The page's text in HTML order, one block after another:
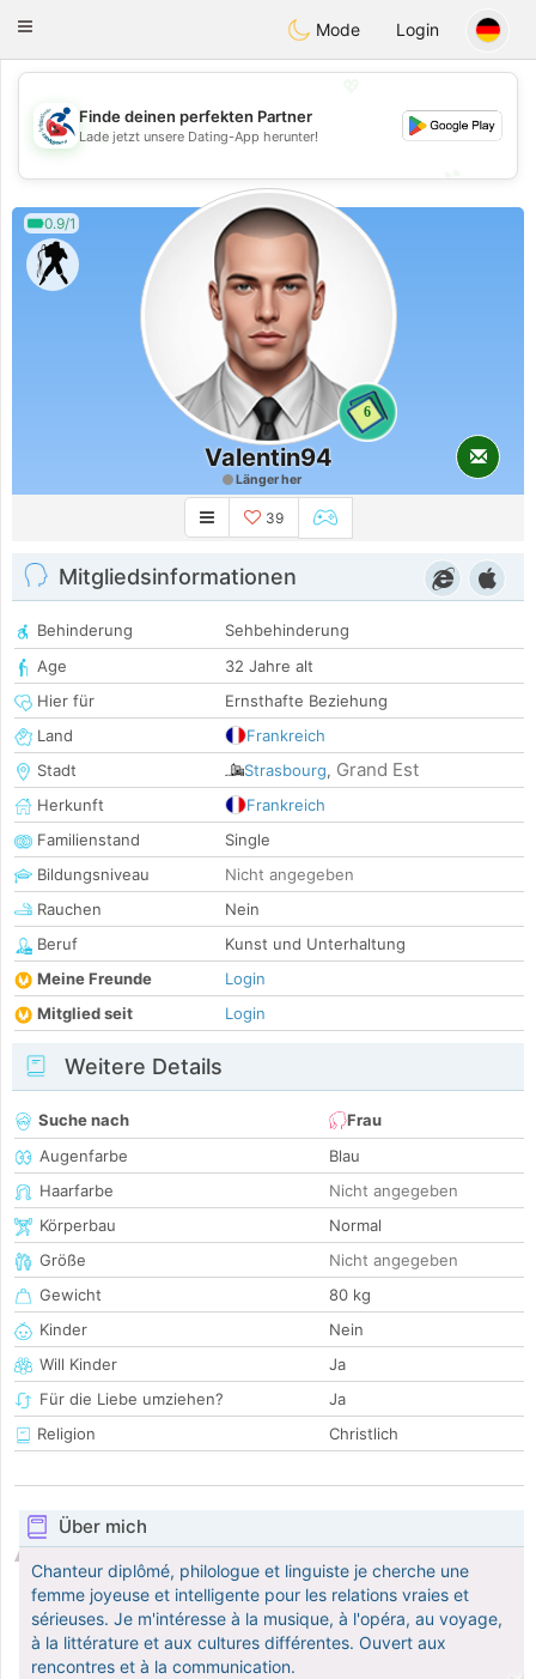
Handi Space
Toggle
Mode Login
💖
💕
Finde deinen perfekten Partner
Lade jetzt unsere Dating-App herunter!
0.9/1
6
Valentin94
Länger her
39
Mitgliedsinformationen
Behinderung
Sehbehinderung
Age
32 Jahre alt
Hier für
Ernsthafte Beziehung
Land
Frankreich
Stadt
Strasbourg, Grand Est
Herkunft
Frankreich
Familienstand
Single
Bildungsniveau
Nicht angegeben
Rauchen
Nein
Beruf
Kunst und Unterhaltung
Meine Freunde
Login
Mitglied seit
Login
Weitere Details
Suche nach
Frau
Augenfarbe
Blau
Haarfarbe
Nicht angegeben
Körperbau
Normal
Größe
Nicht angegeben
Gewicht
80 kg
Kinder
Nein
Will Kinder
Ja
Für die Liebe umziehen?
Ja
Religion
Christlich
Über mich
Chanteur diplômé, philologue et linguiste je cherche une
femme joyeuse et intelligente pour les relations vraies et
sérieuses. Je m'intéresse à la musique, à l'opéra, au voyage,
à la littérature et aux cultures différentes. Ouvert aux
rencontres et à la communication.